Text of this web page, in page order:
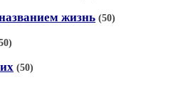
жизнь (50)
(50)